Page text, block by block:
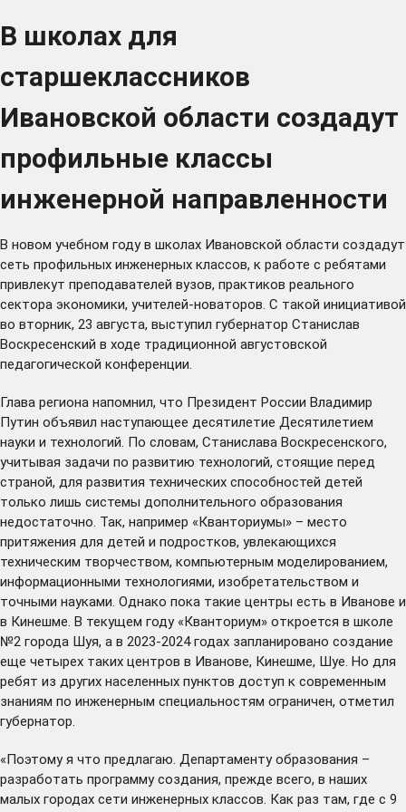
В школах для
старшеклассников
Ивановской области создадут
профильные классы
инженерной направленности
В новом учебном году в школах Ивановской области создадут
сеть профильных инженерных классов, к работе с ребятами
привлекут преподавателей вузов, практиков реального
сектора экономики, учителей-новаторов. С такой инициативой
во вторник, 23 августа, выступил губернатор Станислав
Воскресенский в ходе традиционной августовской
педагогической конференции.
Глава региона напомнил, что Президент России Владимир
Путин объявил наступающее десятилетие Десятилетием
науки и технологий. По словам, Станислава Воскресенского,
учитывая задачи по развитию технологий, стоящие перед
страной, для развития технических способностей детей
только лишь системы дополнительного образования
недостаточно. Так, например «Кванториумы» – место
притяжения для детей и подростков, увлекающихся
техническим творчеством, компьютерным моделированием,
информационными технологиями, изобретательством и
точными науками. Однако пока такие центры есть в Иванове и
в Кинешме. В текущем году «Кванториум» откроется в школе
№2 города Шуя, а в 2023-2024 годах запланировано создание
еще четырех таких центров в Иванове, Кинешме, Шуе. Но для
ребят из других населенных пунктов доступ к современным
знаниям по инженерным специальностям ограничен, отметил
губернатор.
«Поэтому я что предлагаю. Департаменту образования –
разработать программу создания, прежде всего, в наших
малых городах сети инженерных классов. Как раз там, где с 9